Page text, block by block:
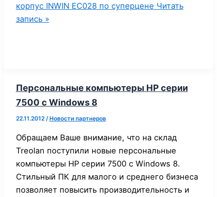
корпус INWIN EC028 по суперцене Читать
запись »
Персональные компьютеры НР серии
7500 c Windows 8
22.11.2012 / Новости партнеров
Обращаем Ваше внимание, что на склад
Treolan поступили новые персональные
компьютеры НР серии 7500 c Windows 8.
Стильный ПК для малого и среднего бизнеса
позволяет повысить производительность и